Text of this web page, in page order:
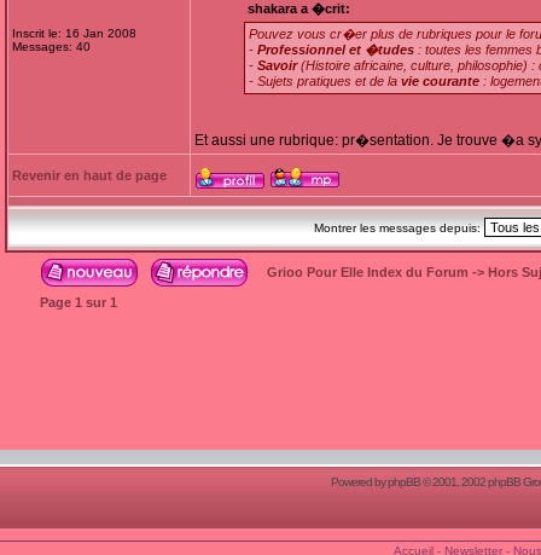
Inscrit le: 16 Jan 2008
Messages: 40
shakara a �crit:
Pouvez vous cr�er plus de rubriques pour le
- Professionnel et �tudes: toutes les femmes
- Savoir(Histoire africaine, culture, philosophie)
- Sujets pratiques et de la vie courante:
Et aussi une rubrique: pr�sentation. Je trouve �a
Revenir en haut de page
Montrer les messages depuis:
Grioo Pour Elle Index du Forum -> Hors
Page 1 sur 1
Powered byphpBB© 2001, 2002 phpBB
Accueil- Newsletter-